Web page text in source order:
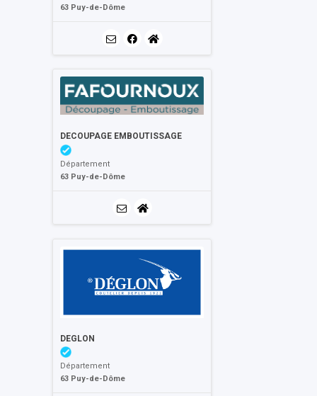
63 Puy-de-Dôme
DECOUPAGE EMBOUTISSAGE
Département
63 Puy-de-Dôme
DEGLON
Département
63 Puy-de-Dôme